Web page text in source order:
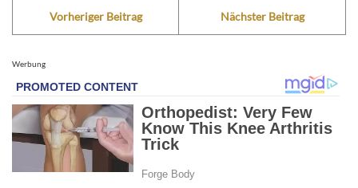
Vorheriger Beitrag Nächster Beitrag
Werbung